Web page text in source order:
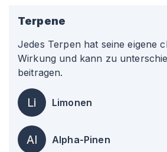
Terpene
Jedes Terpen hat seine eigene
Wirkung und kann zu
beitragen.
Li Limonen
Al Alpha-Pinen